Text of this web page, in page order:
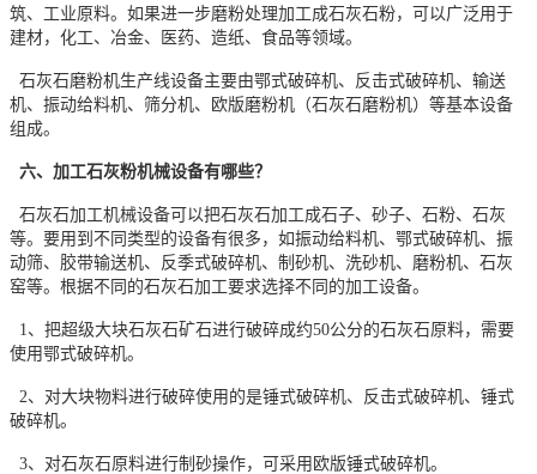
筑、工业原料。如果进一步磨粉处理加工成石灰石粉，可以广泛用于
建材，化工、冶金、医药、造纸、食品等领域。
石灰石磨粉机生产线设备主要由鄂式破碎机、反击式破碎机、输送
机、振动给料机、筛分机、欧版磨粉机（石灰石磨粉机）等基本设备
组成。
六、加工石灰粉机械设备有哪些？
石灰石加工机械设备可以把石灰石加工成石子、砂子、石粉、石灰
等。要用到不同类型的设备有很多，如振动给料机、鄂式破碎机、振
动筛、胶带输送机、反季式破碎机、制砂机、洗砂机、磨粉机、石灰
窑等。根据不同的石灰石加工要求选择不同的加工设备。
1、把超级大块石灰石矿石进行破碎成约50公分的石灰石原料，需要
使用鄂式破碎机。
2、对大块物料进行破碎使用的是锤式破碎机、反击式破碎机、锤式
破碎机。
3、对石灰石原料进行制砂操作，可采用欧版锤式破碎机。